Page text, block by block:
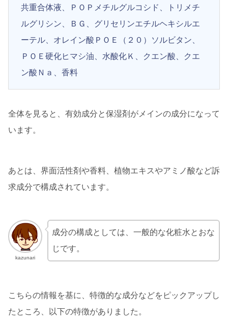
共重合体液、ＰＯＰメチルグルコシド、トリメチ
ルグリシン、ＢＧ、グリセリンエチルヘキシルエ
ーテル、オレイン酸ＰＯＥ（２０）ソルビタン、
ＰＯＥ硬化ヒマシ油、水酸化Ｋ、クエン酸、クエ
ン酸Ｎａ、香料
全体を見ると、有効成分と保湿剤がメインの成分になって
います。
あとは、界面活性剤や香料、植物エキスやアミノ酸など訴
求成分で構成されています。
kazunari
成分の構成としては、一般的な化粧水とおな
じです。
こちらの情報を基に、特徴的な成分などをピックアップし
たところ、以下の特徴がありました。